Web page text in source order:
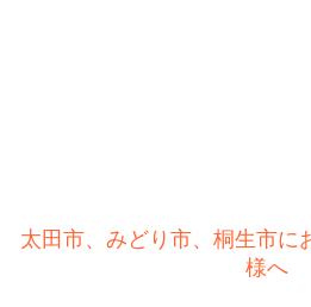
太田市、みどり市、桐生市に
様へ